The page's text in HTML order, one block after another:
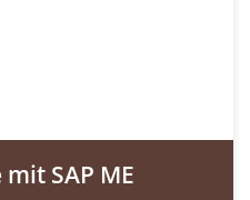
SAP ME